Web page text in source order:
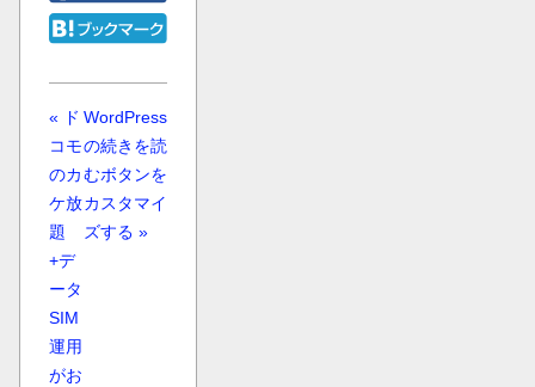
« ド
コモ
のカ
ケ放
題
+デ
ータ
SIM
運用
がお
WordPress
の続きを読
むボタンを
カスタマイ
ズする »